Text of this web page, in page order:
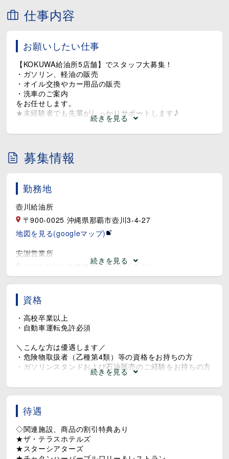
仕事内容
お願いしたい仕事
続きを見る
【KOKUWA給油所5店舗】でスタッフ大募集！
・ガソリン、軽油の販売
・オイル交換やカー用品の販売
・洗車のご案内
をお任せします。
★未経験者でも先輩がしっかりサポートします♪
募集情報
勤務地
続きを見る
壺川給油所
〒900-0025 沖縄県那覇市壺川3-4-27
地図を見る(googleマップ)
安謝営業所
〒900-0001 沖縄県那覇市港町3-7-22
地図を見る(googleマップ)
潟原給油所
〒904-1301 沖縄県国頭郡宜野座村松田2842
地図を見る(googleマップ)
牧港給油所
〒901-2131 沖縄県浦添市牧港5-3-7
地図を見る(googleマップ)
〒900-0003 沖縄県那覇市安謝2-6-17
地図を見る(googleマップ)
資格
続きを見る
・高校卒業以上
・自動車運転免許必須
＼こんな方は優遇します／
・危険物取扱者（乙種第4類）等の資格をお持ちの方
・ガソリンスタンドおよび石油販売のご経験をお持ちの方
★未経験者・資格がない方でも大歓迎！
待遇
◇関連施設、商品の割引特典あり
★ザ・テラスホテルズ
★スターシアターズ